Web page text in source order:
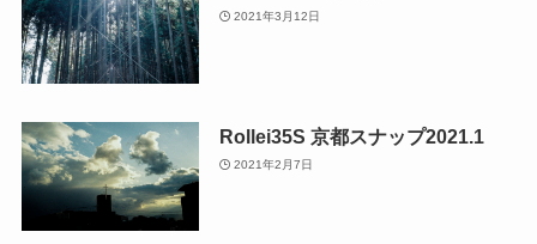
2021年3月12日
Rollei35S 京都スナップ2021.1
2021年2月7日